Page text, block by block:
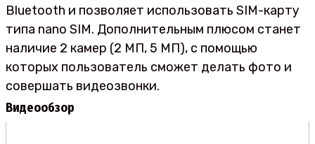
Bluetooth и позволяет использовать SIM-карту
типа nano SIM. Дополнительным плюсом станет
наличие 2 камер (2 МП, 5 МП), с помощью
которых пользователь сможет делать фото и
совершать видеозвонки.
Видеообзор